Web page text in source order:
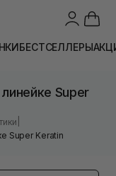
БЕСТСЕЛЛЕРЫ
Super
Super Keratin